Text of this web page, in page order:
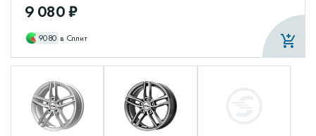
9 080 ₽
9080 в Сплит